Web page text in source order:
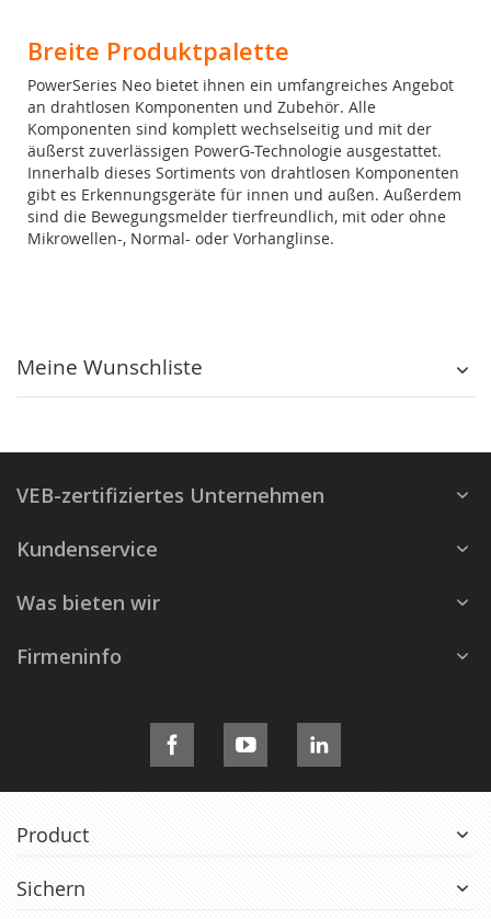
Breite Produktpalette
PowerSeries Neo bietet ihnen ein umfangreiches Angebot
an drahtlosen Komponenten und Zubehör. Alle
Komponenten sind komplett wechselseitig und mit der
äußerst zuverlässigen PowerG-Technologie ausgestattet.
Innerhalb dieses Sortiments von drahtlosen Komponenten
gibt es Erkennungsgeräte für innen und außen. Außerdem
sind die Bewegungsmelder tierfreundlich, mit oder ohne
Mikrowellen-, Normal- oder Vorhanglinse.
Meine Wunschliste
VEB-zertifiziertes Unternehmen
Kundenservice
Was bieten wir
Firmeninfo
Product
Sichern